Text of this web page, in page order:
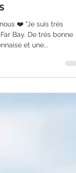
de lecture
❤️ "Je suis très